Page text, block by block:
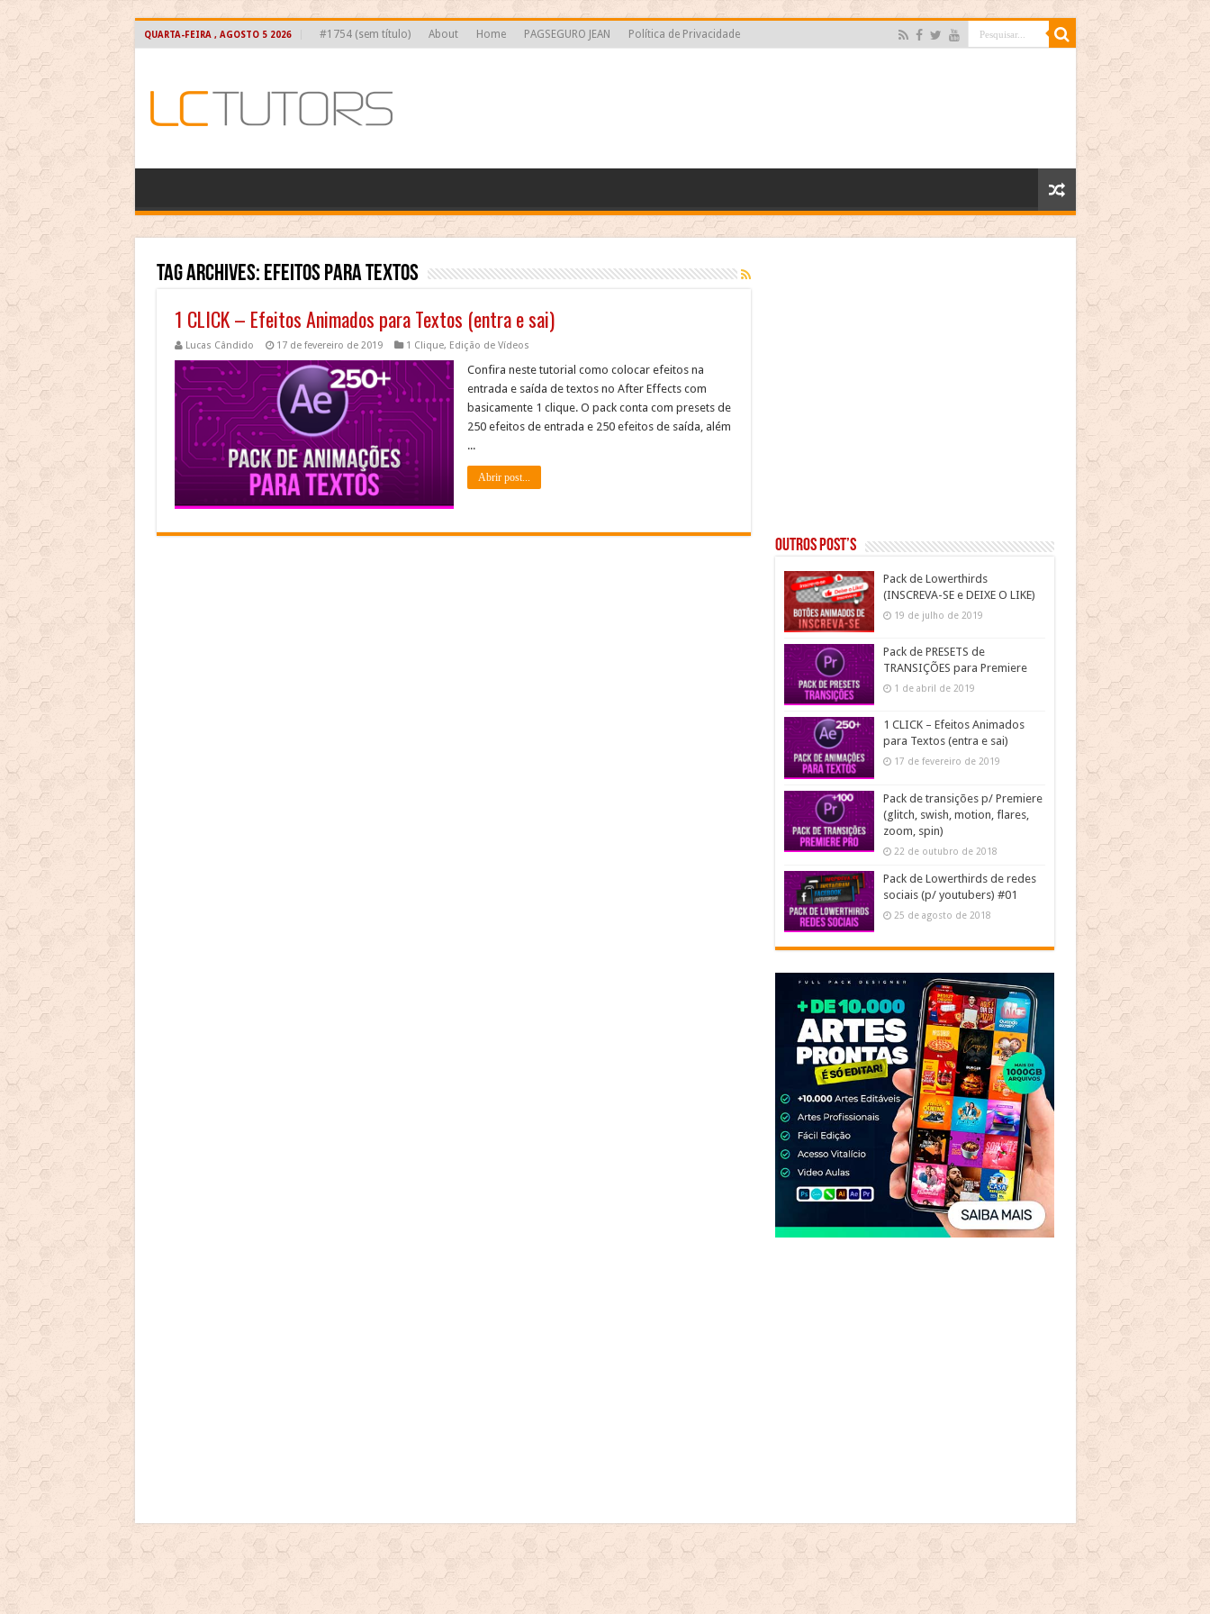
QUARTA-FEIRA , AGOSTO 5 2026 #1754 (sem título) About Home PAGSEGURO JEAN Política de Privacidade
Tag Archives: efeitos para textos
1 CLICK – Efeitos Animados para Textos (entra e sai)
Lucas Cândido 17 de fevereiro de 2019 1 Clique, Edição de Vídeos
Confira neste tutorial como colocar efeitos na
entrada e saída de textos no After Effects com
basicamente 1 clique. O pack conta com presets de
250 efeitos de entrada e 250 efeitos de saída, além
...
Abrir post...
Outros post’s
Pack de Lowerthirds
(INSCREVA-SE e DEIXE O LIKE)
19 de julho de 2019
Pack de PRESETS de
TRANSIÇÕES para Premiere
1 de abril de 2019
1 CLICK – Efeitos Animados
para Textos (entra e sai)
17 de fevereiro de 2019
Pack de transições p/ Premiere
(glitch, swish, motion, flares,
zoom, spin)
22 de outubro de 2018
Pack de Lowerthirds de redes
sociais (p/ youtubers) #01
25 de agosto de 2018